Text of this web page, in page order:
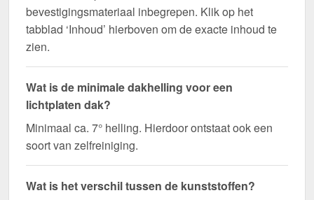
bevestigingsmateriaal inbegrepen. Klik op het
tabblad ‘Inhoud’ hierboven om de exacte inhoud te
zien.
Wat is de minimale dakhelling voor een
lichtplaten dak?
Minimaal ca. 7° helling. Hierdoor ontstaat ook een
soort van zelfreiniging.
Wat is het verschil tussen de kunststoffen?